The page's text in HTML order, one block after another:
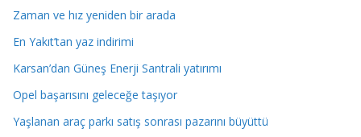
Zaman ve hız yeniden bir arada
En Yakıt’tan yaz indirimi
Karsan’dan Güneş Enerji Santrali yatırımı
Opel başarısını geleceğe taşıyor
Yaşlanan araç parkı satış sonrası pazarını büyüttü